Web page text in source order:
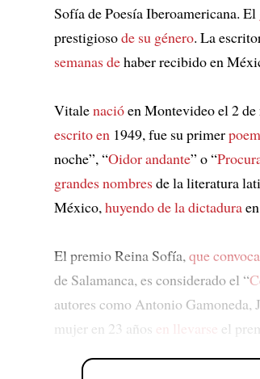
Sofía de Poesía Iberoamericana. El
prestigiosode su género. La
semanas dehaber recibido en
Vitalenacióen Montevideo el 2
escrito en 1949, fue su primer
noche”, “Oidor andante” o “
grandes nombresde la literatura
México,huyendo de la dictadura
El premio Reina Sofía,que
de Salamanca, es considerado el “
autores como Antonio
mujer en 23 años en llevarse el